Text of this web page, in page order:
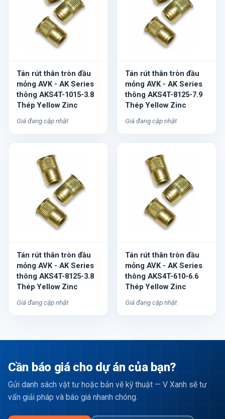
Tán rút thân tròn đầu
mỏng AVK - AK Series
thông AKS4T-1015-3.8
Thép Yellow Zinc
Giá đang cập nhật
Tán rút thân tròn đầu
mỏng AVK - AK Series
thông AKS4T-8125-7.9
Thép Yellow Zinc
Giá đang cập nhật
Tán rút thân tròn đầu
mỏng AVK - AK Series
thông AKS4T-8125-3.8
Thép Yellow Zinc
Giá đang cập nhật
Tán rút thân tròn đầu
mỏng AVK - AK Series
thông AKS4T-610-6.6
Thép Yellow Zinc
Giá đang cập nhật
Cần báo giá cho dự án của bạn?
Gửi danh sách vật tư hoặc bản vẽ kỹ thuật — V Xanh sẽ tư
vấn giải pháp và báo giá nhanh chóng.